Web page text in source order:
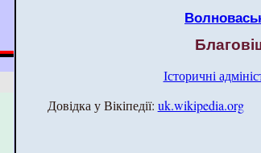
Історичні
Довідка у Вікіпедії: uk.wikipedia.org